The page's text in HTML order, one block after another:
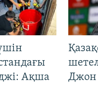
Ақша
Джон